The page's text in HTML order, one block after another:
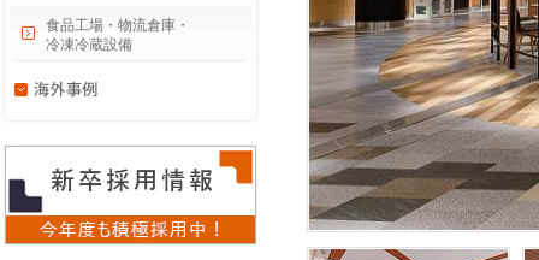
食品工場・物流倉庫・
冷凍冷蔵設備